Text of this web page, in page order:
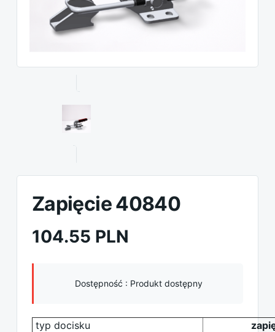
Zapięcie 40840
104.55 PLN
Dostępność : Produkt dostępny
typ docisku